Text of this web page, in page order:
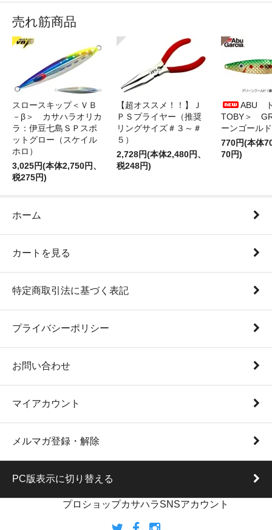
売れ筋商品
スロースキップ＜ＶＢ
－β＞ カサハラオリカ
ラ：伊豆七島ＳＰスポ
ットグロー（スケイル
ホロ）
3,025円(本体2,750円、
税275円)
【超オススメ！！】Ｊ
ＰＳプライヤー（推奨
リングサイズ＃３～＃
５）
2,728円(本体2,480円、
税248円)
ABU
TOBY＞
ーンゴールド
770円(本体
70円)
ホーム
カートを見る
特定商取引法に基づく表記
プライバシーポリシー
お問い合わせ
マイアカウント
メルマガ登録・解除
PC版表示に切り替える
プロショップカサハラSNSアカウント